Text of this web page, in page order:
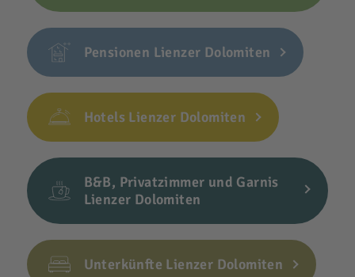
Pensionen Lienzer Dolomiten
Hotels Lienzer Dolomiten
B&B, Privatzimmer und Garnis
Lienzer Dolomiten
Unterkünfte Lienzer Dolomiten